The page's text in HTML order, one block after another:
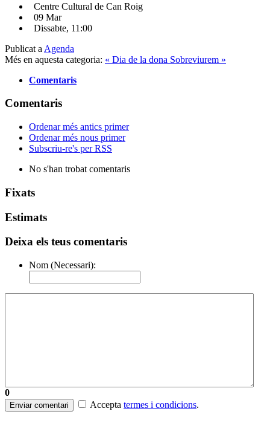
Centre Cultural de Can Roig
09 Mar
Dissabte, 11:00
Publicat a Agenda
Més en aquesta categoria: « Dia de la dona Sobreviurem »
Comentaris
Comentaris
Ordenar més antics primer
Ordenar més nous primer
Subscriu-re's per RSS
No s'han trobat comentaris
Fixats
Estimats
Deixa els teus comentaris
Nom (Necessari):
0
Enviar comentari Accepta termes i condicions.